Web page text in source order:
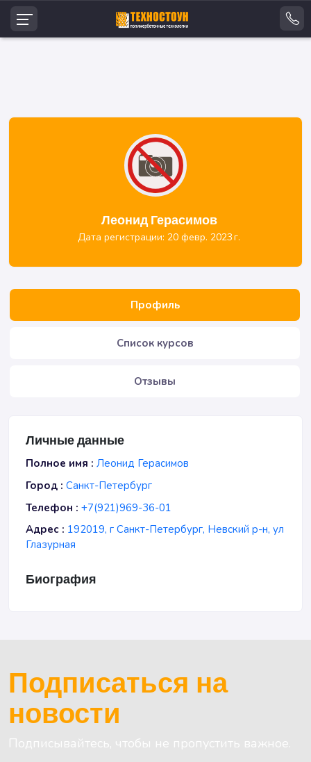
Леонид Герасимов
Дата регистрации: 20 февр. 2023 г.
Профиль
Список курсов
Отзывы
Личные данные
Полное имя : Леонид Герасимов
Город : Санкт-Петербург
Телефон : +7(921)969-36-01
Адрес : 192019, г Санкт-Петербург, Невский р-н, ул
Глазурная
Биография
Подписаться на
новости
Подписывайтесь, чтобы не пропустить важное.